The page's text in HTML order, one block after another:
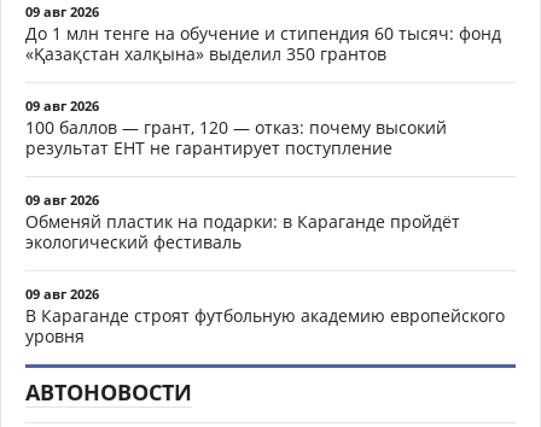
09 авг 2026
До 1 млн тенге на обучение и стипендия 60 тысяч: фонд
«Қазақстан халқына» выделил 350 грантов
09 авг 2026
100 баллов — грант, 120 — отказ: почему высокий
результат ЕНТ не гарантирует поступление
09 авг 2026
Обменяй пластик на подарки: в Караганде пройдёт
экологический фестиваль
09 авг 2026
В Караганде строят футбольную академию европейского
уровня
АВТОНОВОСТИ